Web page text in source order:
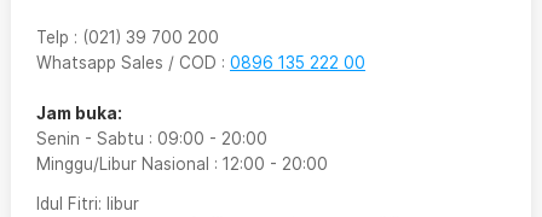
Telp : (021) 39 700 200
Whatsapp Sales / COD : 0896 135 222 00
Jam buka:
Senin - Sabtu : 09:00 - 20:00
Minggu/Libur Nasional : 12:00 - 20:00
Idul Fitri: libur